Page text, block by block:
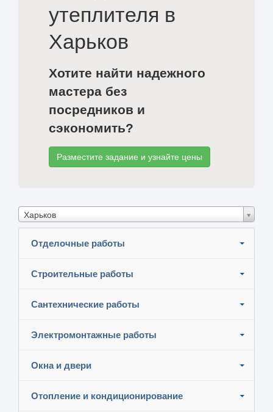
утеплителя в
Харьков
Хотите найти надежного
мастера без
посредников и
сэкономить?
Разместите задание и узнайте цены
Харьков
Отделочные работы
Строительные работы
Сантехнические работы
Электромонтажные работы
Окна и двери
Отопление и кондиционирование